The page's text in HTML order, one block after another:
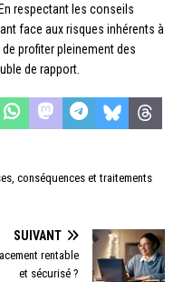
respectant les conseils
face aux risques inhérents à
profiter pleinement des
de rapport.
conséquences et traitements
SUIVANT
rentable
et sécurisé ?